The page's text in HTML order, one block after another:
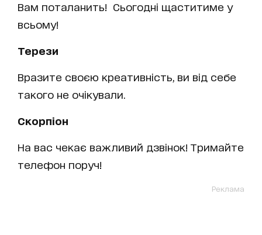
Вам поталанить! Сьогодні щаститиме у
всьому!
Терези
Вразите своєю креативність, ви від себе
такого не очікували.
Скорпіон
На вас чекає важливий дзвінок! Тримайте
телефон поруч!
Реклама